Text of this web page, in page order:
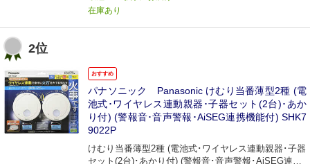
在庫あり
2位
おすすめ
パナソニック Panasonic けむり当番薄型2種 (電
池式･ワイヤレス連動親器･子器セット(2台)･あか
り付) (警報音･音声警報･AiSEG連携機能付) SHK7
9022P
けむり当番薄型2種 (電池式･ワイヤレス連動親器･子器
セット(2台)･あかり付) (警報音･音声警報･AiSEG連携